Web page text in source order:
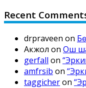
Recent
drpraveen on
Акжол on Ош
gerfall on
amfrsib on
taggicheron